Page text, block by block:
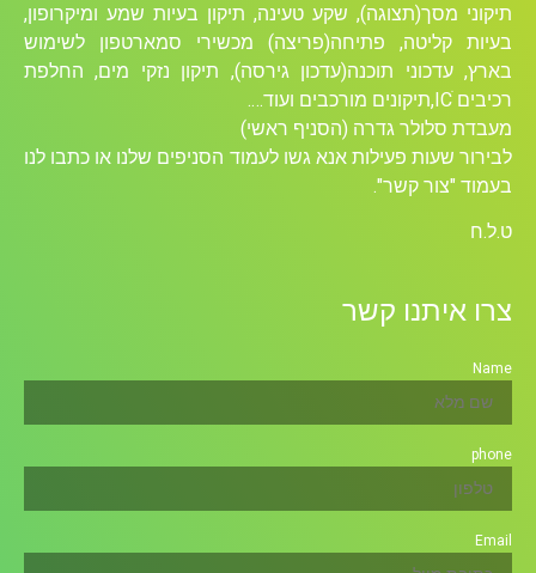
תיקוני מסך(תצוגה), שקע טעינה, תיקון בעיות שמע ומיקרופון,
בעיות קליטה, פתיחה(פריצה) מכשירי סמארטפון לשימוש
בארץ, עדכוני תוכנה(עדכון גירסה), תיקון נזקי מים, החלפת
רכיבים ICׁ,תיקונים מורכבים ועוד….
מעבדת סלולר גדרה (הסניף ראשי)
לבירור שעות פעילות אנא גשו לעמוד הסניפים שלנו או כתבו לנו
בעמוד "צור קשר".
ט.ל.ח
צרו איתנו קשר
Name
phone
Email